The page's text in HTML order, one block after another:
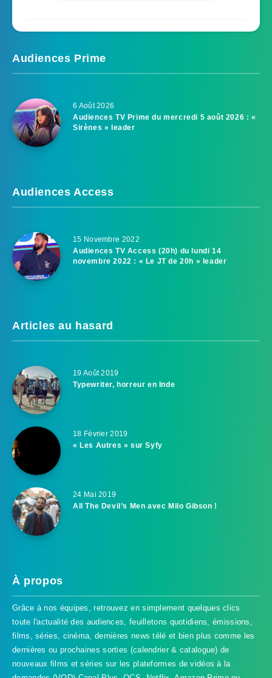
Audiences Prime
6 Août 2026
Audiences TV Prime du mercredi 5 août 2026 : «
Sirènes » leader
Audiences Access
15 Novembre 2022
Audiences TV Access (20h) du lundi 14
novembre 2022 : « Le JT de 20h » leader
Articles au hasard
19 Août 2019
Typewriter, horreur en Inde
18 Février 2019
« Les Autres » sur Syfy
24 Mai 2019
All The Devil’s Men avec Milo Gibson !
À propos
Grâce à nos équipes, retrouvez en simplement quelques clics
toute l'actualité des audiences, feuilletons quotidiens, émissions,
films, séries, cinéma, dernières news télé et bien plus comme les
dernières ou prochaines sorties (calendrier & catalogue) de
nouveaux films et séries sur les plateformes de vidéos à la